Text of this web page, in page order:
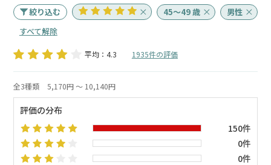
絞り込む 45～49 歳
男性
すべて解除
平均：4.3 1935件の評価
全3種類 5,170円 ～ 10,140円
評価の分布
150件
0件
0件